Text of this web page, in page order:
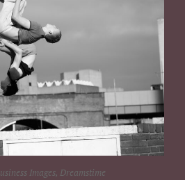
Images, Dreamstime